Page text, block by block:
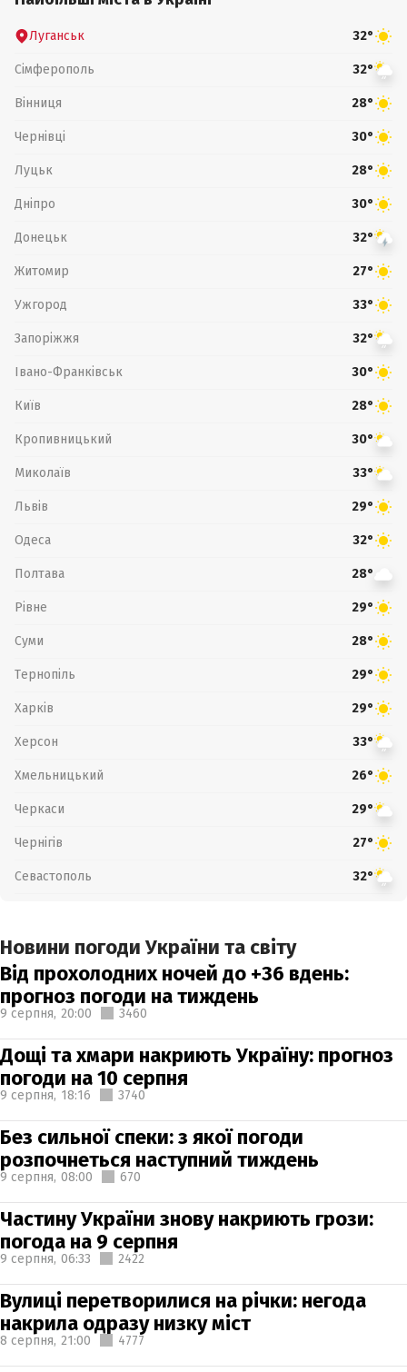
Луганськ 32°
Сімферополь 32°
Вінниця 28°
Чернівці 30°
Луцьк 28°
Дніпро 30°
Донецьк 32°
Житомир 27°
Ужгород 33°
Запоріжжя 32°
Івано-Франківськ 30°
Київ 28°
Кропивницький 30°
Миколаїв 33°
Львів 29°
Одеса 32°
Полтава 28°
Рівне 29°
Суми 28°
Тернопіль 29°
Харків 29°
Херсон 33°
Хмельницький 26°
Черкаси 29°
Чернігів 27°
Севастополь 32°
Новини погоди України та світу
Від прохолодних ночей до +36 вдень:
прогноз погоди на тиждень
9 серпня, 20:00 3460
Дощі та хмари накриють Україну: прогноз
погоди на 10 серпня
9 серпня, 18:16 3740
Без сильної спеки: з якої погоди
розпочнеться наступний тиждень
9 серпня, 08:00 670
Частину України знову накриють грози:
погода на 9 серпня
9 серпня, 06:33 2422
Вулиці перетворилися на річки: негода
накрила одразу низку міст
8 серпня, 21:00 4777